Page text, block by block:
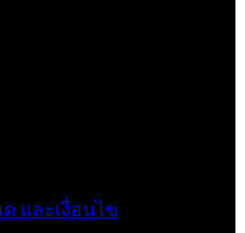
และเงื่อนไข